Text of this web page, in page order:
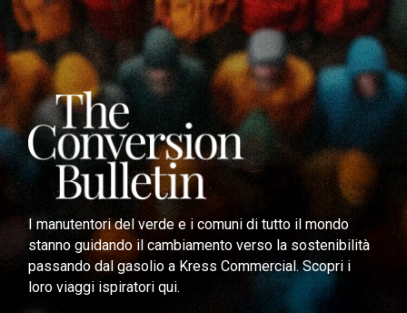
I manutentori del verde e i comuni di tutto il mondo
stanno guidando il cambiamento verso la sostenibilità
passando dal gasolio a Kress Commercial. Scopri i
loro viaggi ispiratori qui.